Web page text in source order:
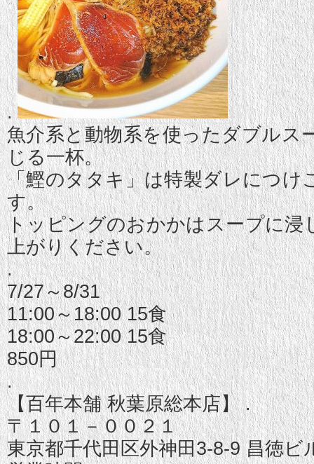
.
魚介系と動物系を使ったダブルス
じる一杯。
「鰹のタタキ」は特製ダレにつけ
す。
トッピングのおかかはスープに浸
上がりください。
.
7/27～8/31
11:00～18:00 15食
18:00～22:00 15食
850円
.
【百年本舗 秋葉原総本店】 .
〒１０１－００２１
東京都千代田区外神田3-8-9 昌徳ビ